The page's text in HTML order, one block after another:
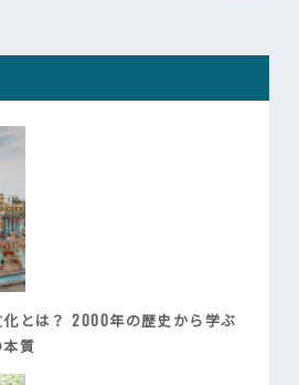
とは？ 2000年の歴史から学ぶ
質